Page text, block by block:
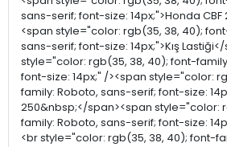
sans-serif; font-size: 14px;">Honda
<span style="color: rgb(35, 38, 40);
sans-serif; font-size: 14px;">Kış
style="color: rgb(35, 38, 40); font-
font-size: 14px;" /><span style="color:
family: Roboto, sans-serif; font-size:
250&nbsp;</span><span style="color:
family: Roboto, sans-serif; font-size:
<br style="color: rgb(35, 38, 40); font-